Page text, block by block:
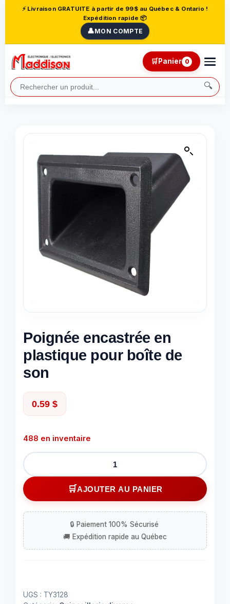
⚡ Livraison GRATUITE à partir de 99$ au Québec & Ontario !
Expédition rapide 📦
👤MON COMPTE
🔍
🛒Panier 0
Poignée encastrée en
plastique pour boîte de
son
0.59 $
488 en inventaire
quantité
de
Poignée
encastrée
en
plastique
pour
boîte
AJOUTER AU PANIER
UGS : TY3128